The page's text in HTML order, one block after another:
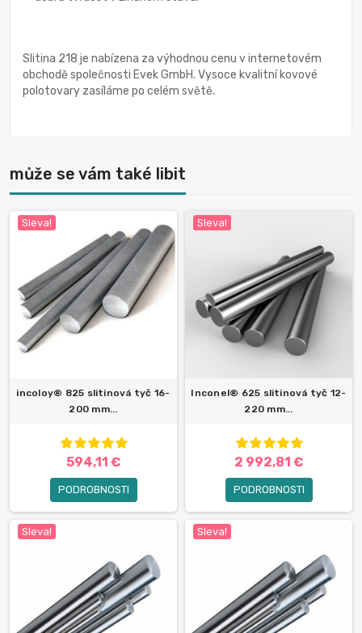
Slitina 218 je nabízena za výhodnou cenu v internetovém
obchodě společnosti Evek GmbH. Vysoce kvalitní kovové
polotovary zasíláme po celém světě.
může se vám také libit
Sleva!
incoloy® 825 slitinová tyč 16-
200 mm...
594,11 €
PODROBNOSTI
Sleva!
Inconel® 625 slitinová tyč 12-
220 mm...
2 992,81 €
PODROBNOSTI
Sleva! Sleva!